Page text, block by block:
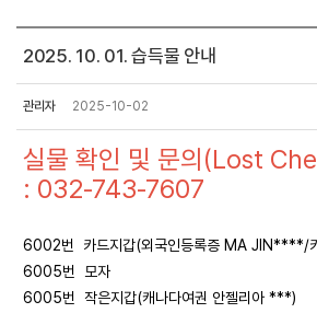
2025. 10. 01. 습득물 안내
관리자 2025-10-02
실물 확인 및 문의(Lost
: 032-743-7607
6002번 카드지갑(외국인등록증 MA JIN****/
6005번 모자
6005번 작은지갑(캐나다여권 안젤리아 ***)